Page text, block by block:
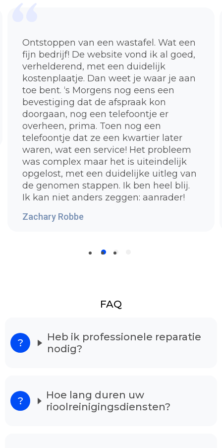
Ontstoppen van een wastafel. Wat een
fijn bedrijf! De website vond ik al goed,
verhelderend, met een duidelijk
kostenplaatje. Dan weet je waar je aan
toe bent. ‘s Morgens nog eens een
bevestiging dat de afspraak kon
doorgaan, nog een telefoontje er
overheen, prima. Toen nog een
telefoontje dat ze een kwartier later
waren, wat een service! Het probleem
was complex maar het is uiteindelijk
opgelost, met een duidelijke uitleg van
de genomen stappen. Ik ben heel blij.
Ik kan niet anders zeggen: aanrader!
Zachary Robbe
FAQ
Heb ik professionele reparatie
nodig?
Hoe lang duren uw
rioolreinigingsdiensten?